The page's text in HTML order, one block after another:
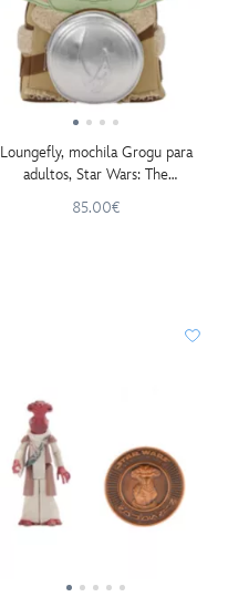
Loungefly, mochila Grogu para
adultos, Star Wars: The
85.00€